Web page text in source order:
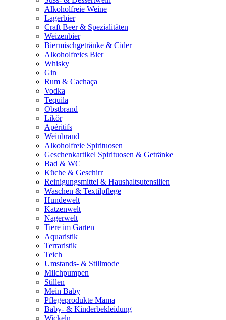
Alkoholfreie Weine
Lagerbier
Craft Beer & Spezialitäten
Weizenbier
Biermischgetränke & Cider
Alkoholfreies Bier
Whisky
Gin
Rum & Cachaça
Vodka
Tequila
Obstbrand
Likör
Apéritifs
Weinbrand
Alkoholfreie Spirituosen
Geschenkartikel Spirituosen & Getränke
Bad & WC
Küche & Geschirr
Reinigungsmittel & Haushaltsutensilien
Waschen & Textilpflege
Hundewelt
Katzenwelt
Nagerwelt
Tiere im Garten
Aquaristik
Terraristik
Teich
Umstands- & Stillmode
Milchpumpen
Stillen
Mein Baby
Pflegeprodukte Mama
Baby- & Kinderbekleidung
Wickeln